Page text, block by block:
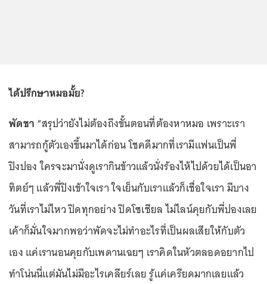
ได้ปรึกษาหมอมั้ย?
พัดชา “สรุปว่ายังไม่ต้องถึงขั้นตอนที่ต้องหาหมอ เพราะเรา
สามารถกู้ตัวเองขึ้นมาได้ก่อน โชคดีมากที่เรามีแฟนเป็นพี่
ปิงปอง ใครจะมานั่งดูเรากินข้าวแล้วนั่งร้องไห้ไปด้วยได้เป็นอา
ทิตย์ๆ แล้วพี่ปิงเข้าใจเรา ใจเย็นกับเราแล้วก็เชื่อใจเรา มีบาง
วันที่เราไม่ไหว ปิดทุกอย่าง ปิดโซเชียล ไม่ไลน์คุยกับพี่ปองเลย
เค้าก็มั่นใจมากพอว่าพัดจะไม่ทำอะไรที่เป็นผลเสียให้กับตัว
เอง แค่เรานอนคุยกับเพดานเฉยๆ เราคิดในหัวตลอดอยากไป
ทำโน่นนี่แต่มันไม่มีอะไรเคลียร์เลย รู้แค่เครียดมากเลยแล้ว